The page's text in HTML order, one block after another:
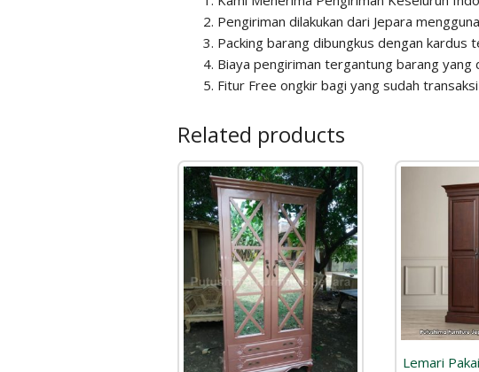
Pengiriman dilakukan dari Jepara
Packing barang dibungkus dengan kardus
Biaya pengiriman tergantung barang yang
Fitur Free ongkir bagi yang sudah
Related products
Lemari